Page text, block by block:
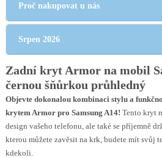
Proč nakupovat u nás
Srpen 2026
Zadní kryt Armor na mobil
černou šňůrkou průhledný
Objevte dokonalou kombinaci stylu a
krytem Armor pro Samsung A14! Tento kryt
design vašeho telefonu, ale také se příjemně
kterou můžete zavěsit na krk, budete mít svůj
kdekoli.